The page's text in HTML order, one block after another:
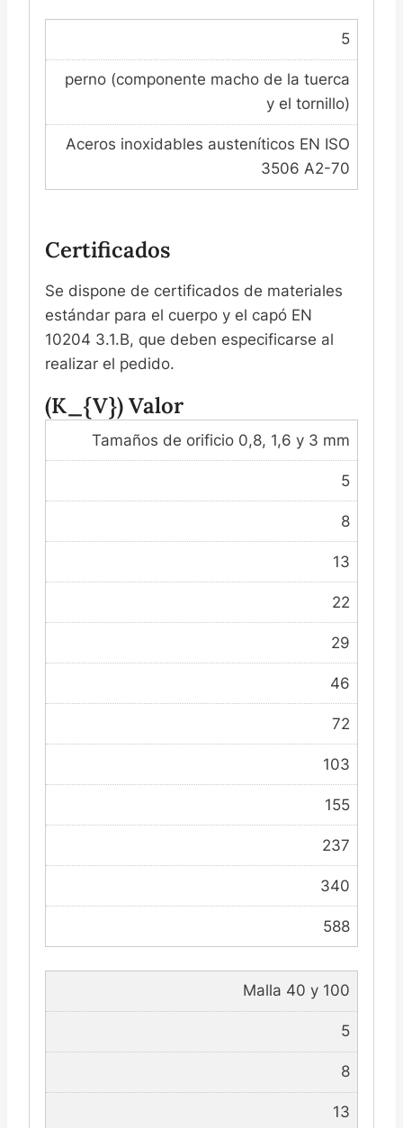
5
perno (componente macho de la tuerca
y el tornillo)
Aceros inoxidables austeníticos EN ISO
3506 A2-70
Certificados
Se dispone de certificados de materiales
estándar para el cuerpo y el capó EN
10204 3.1.B, que deben especificarse al
realizar el pedido.
(K_{v}) Valor
Tamaños de orificio 0,8, 1,6 y 3 mm
5
8
13
22
29
46
72
103
155
237
340
588
Malla 40 y 100
5
8
13